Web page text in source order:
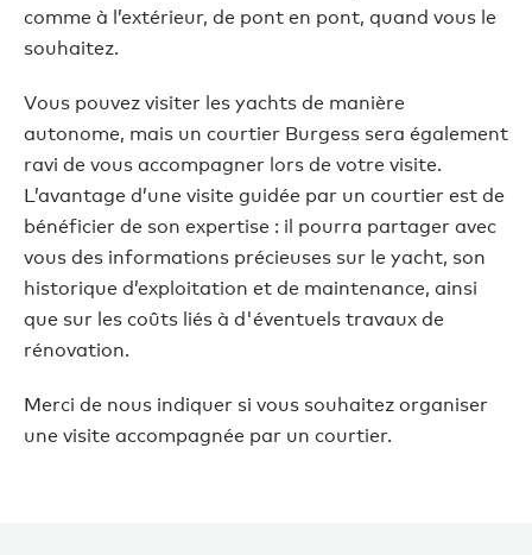
comme à l’extérieur, de pont en pont, quand vous le
souhaitez.
Vous pouvez visiter les yachts de manière
autonome, mais un courtier Burgess sera également
ravi de vous accompagner lors de votre visite.
L’avantage d’une visite guidée par un courtier est de
bénéficier de son expertise : il pourra partager avec
vous des informations précieuses sur le yacht, son
historique d’exploitation et de maintenance, ainsi
que sur les coûts liés à d'éventuels travaux de
rénovation.
Merci de nous indiquer si vous souhaitez organiser
une visite accompagnée par un courtier.